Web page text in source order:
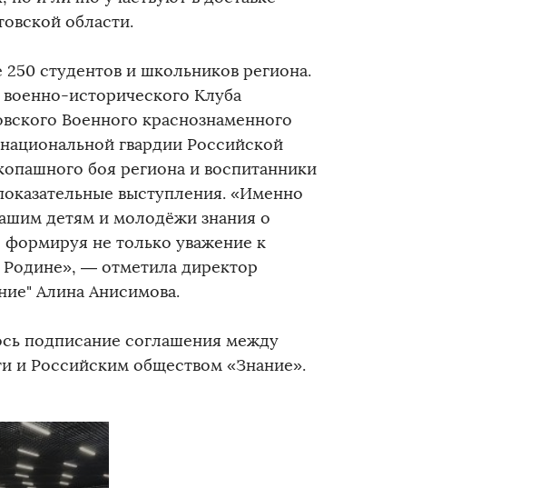
области.
студентов и школьников региона.
исторического Клуба
Военного краснознаменного
гвардии Российской
боя региона и воспитанники
выступления. «Именно
детям и молодёжи знания о
не только уважение к
— отметила директор
Алина Анисимова.
подписание соглашения между
и Российским обществом «Знание».